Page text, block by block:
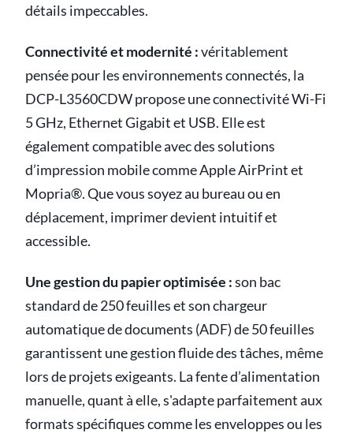
détails impeccables.
Connectivité et modernité :véritablement
pensée pour les environnements connectés, la
DCP-L3560CDW propose une connectivité Wi-Fi
5 GHz, Ethernet Gigabit et USB. Elle est
également compatible avec des solutions
d’impression mobile comme Apple AirPrint et
Mopria®. Que vous soyez au bureau ou en
déplacement, imprimer devient intuitif et
accessible.
Une gestion du papier optimisée :son bac
standard de 250 feuilles et son chargeur
automatique de documents (ADF) de 50 feuilles
garantissent une gestion fluide des tâches, même
lors de projets exigeants. La fente d’alimentation
manuelle, quant à elle, s'adapte parfaitement aux
formats spécifiques comme les enveloppes ou les